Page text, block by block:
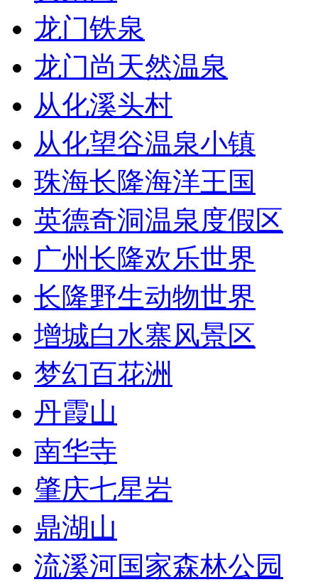
龙门铁泉
龙门尚天然温泉
从化溪头村
从化望谷温泉小镇
珠海长隆海洋王国
英德奇洞温泉度假区
广州长隆欢乐世界
长隆野生动物世界
增城白水寨风景区
梦幻百花洲
丹霞山
南华寺
肇庆七星岩
鼎湖山
流溪河国家森林公园